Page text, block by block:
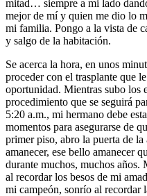
mitad… siempre a mi lado
mejor de mí y quien me dio lo
mi familia. Pongo a la vista de
y salgo de la habitación.
Se acerca la hora, en unos
proceder con el trasplante que
oportunidad. Mientras subo los
procedimiento que se seguirá
5:20 a.m., mi hermano debe
momentos para asegurarse de
primer piso, abro la puerta de
amanecer, ese bello amanecer
durante muchos, muchos
al recordar los besos de mi
mi campeón, sonrío al